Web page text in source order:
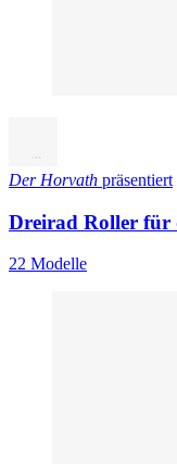
Der Horvath präsentiert
Dreirad Roller für
22 Modelle